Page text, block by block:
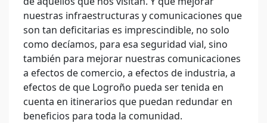
nuestras infraestructuras y comunicaciones que
son tan deficitarias es imprescindible, no solo
como decíamos, para esa seguridad vial, sino
también para mejorar nuestras comunicaciones
a efectos de comercio, a efectos de industria, a
efectos de que Logroño pueda ser tenida en
cuenta en itinerarios que puedan redundar en
beneficios para toda la comunidad.